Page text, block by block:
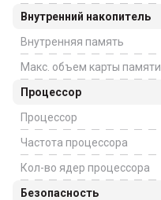
Внутренний накопитель
Внутренняя память
Макс. объем карты памяти
Процессор
Процессор
Частота процессора
Кол-во ядер процессора
Безопасность